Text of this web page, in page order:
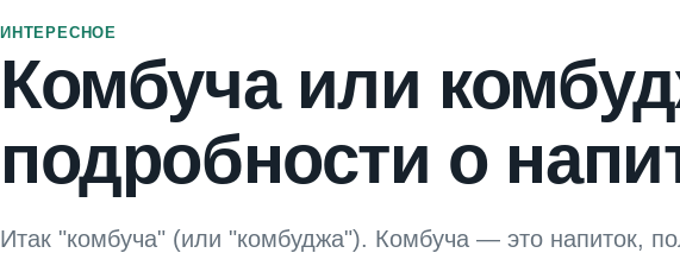
ИНТЕРЕСНОЕ
Комбуча или
подробности о
Итак "комбуча" (или "комбуджа"). Комбуча — это напиток,